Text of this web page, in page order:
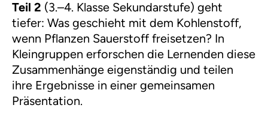
Teil 2 (3.–4. Klasse Sekundarstufe) geht
tiefer: Was geschieht mit dem Kohlenstoff,
wenn Pflanzen Sauerstoff freisetzen? In
Kleingruppen erforschen die Lernenden diese
Zusammenhänge eigenständig und teilen
ihre Ergebnisse in einer gemeinsamen
Präsentation.